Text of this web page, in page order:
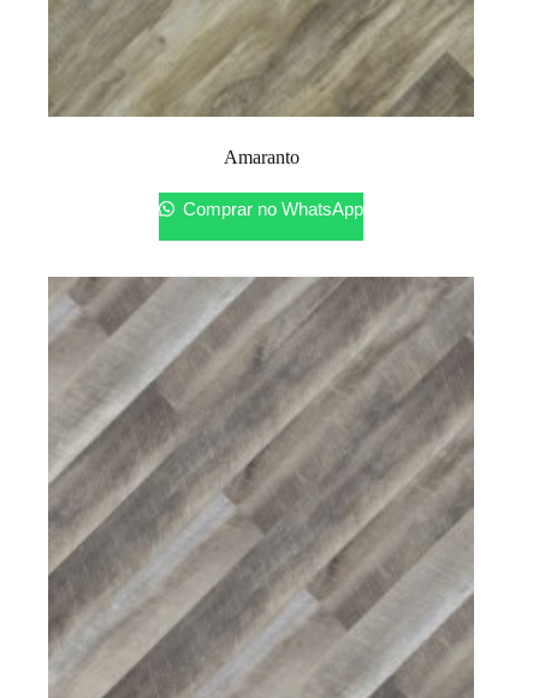
Amaranto
Comprar no WhatsApp